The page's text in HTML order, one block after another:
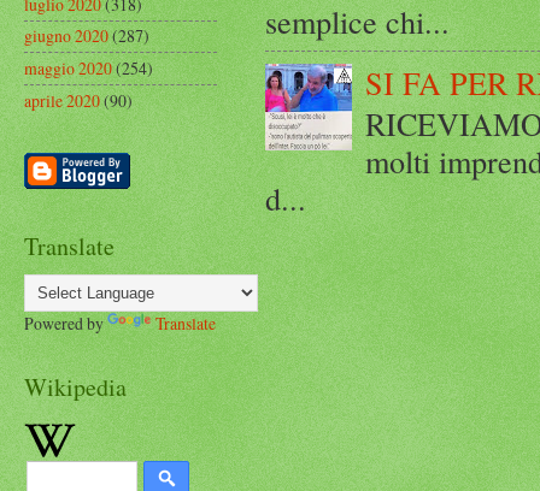
semplice chi...
SI FA PER
molti
d...
giugno 2020(287)
maggio 2020(254)
aprile 2020(90)
Translate
Powered by Translate
Wikipedia